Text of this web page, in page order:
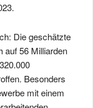
Die geschätzte
auf 56 Milliarden
Besonders
mit einem